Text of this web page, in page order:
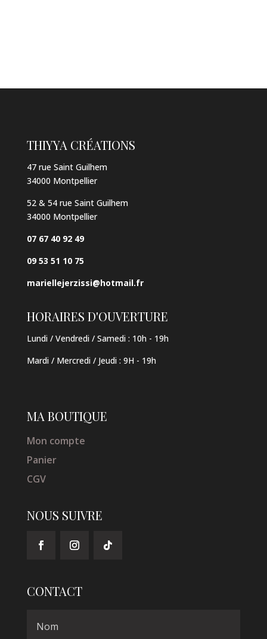
THIYYA CRÉATIONS
47 rue Saint Guilhem
34000 Montpellier
52 & 54 rue Saint Guilhem
34000 Montpellier
07 67 40 92 49
09 53 51 10 75
mariellejerzissi@hotmail.fr
HORAIRES D'OUVERTURE
Lundi / Vendredi / Samedi : 10h - 19h
Mardi / Mercredi / Jeudi : 9H - 19h
MA BOUTIQUE
Mon compte
Panier
CGV
NOUS SUIVRE
CONTACT